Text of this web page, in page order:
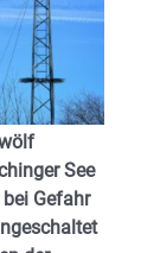
See
Gefahr